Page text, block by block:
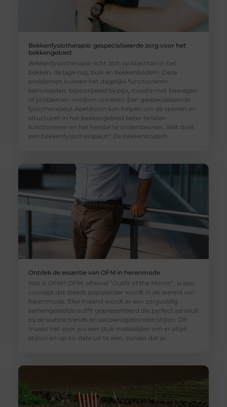
Bekkenfysiotherapie: gespecialiseerde zorg voor het
bekkengebied
Bekkenfysiotherapie richt zich op klachten in het
bekken, de lage rug, buik en bekkenbodem. Deze
problemen kunnen het dagelijks functioneren
beïnvloeden, bijvoorbeeld bij pijn, moeite met bewegen
of problemen rondom urineren. Een gespecialiseerde
fysiotherapeut Apeldoorn kan helpen om de spieren en
structuren in het bekkengebied beter te laten
functioneren en het herstel te ondersteunen. Wat doet
een bekkenfysiotherapeut? De bekkenbodem
Ontdek de essentie van OFM in herenmode
Wat is OFM? OFM, oftewel “Outfit of the Month”, is een
concept dat steeds populairder wordt in de wereld van
herenmode. Elke maand wordt er een zorgvuldig
samengestelde outfit gepresenteerd die perfect aansluit
bij de laatste trends en seizoensgebonden stijlen. Dit
maakt het voor jou een stuk makkelijker om er altijd
stijlvol en up-to-date uit te zien, zonder dat je